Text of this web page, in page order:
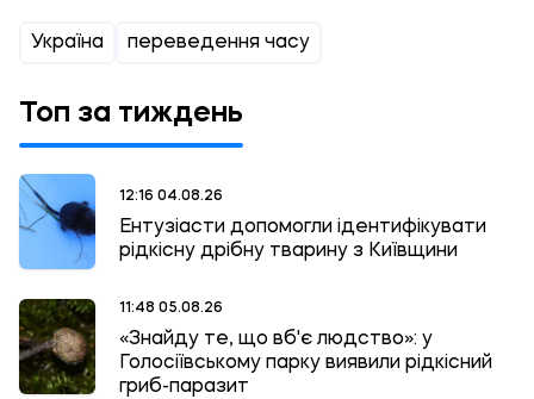
Україна переведення часу
Топ за тиждень
12:16 04.08.26
Ентузіасти допомогли ідентифікувати
рідкісну дрібну тварину з Київщини
11:48 05.08.26
«Знайду те, що вб'є людство»: у
Голосіївському парку виявили рідкісний
гриб-паразит